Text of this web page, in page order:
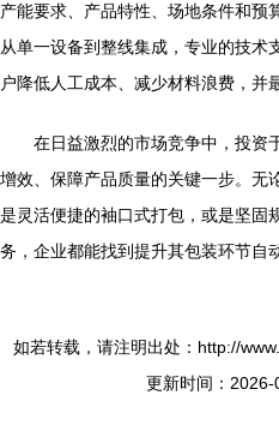
产能要求、产品特性、场地条件和预
从单一设备到整线集成，专业的技术
户降低人工成本、减少材料浪费，并
在日益激烈的市场竞争中，投资
增效、保障产品质量的关键一步。无
是灵活便捷的袖口式打包，或是坚固
务，企业都能找到提升其包装环节自
如若转载，请注明出处：http://
更新时间：